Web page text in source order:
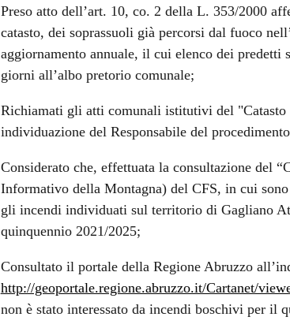
Preso atto dell’art. 10, co. 2 della L. 353/2000
catasto, dei soprassuoli già percorsi dal fuoco
aggiornamento annuale, il cui elenco dei predetti
giorni all’albo pretorio comunale;
Richiamati gli atti comunali istitutivi del
individuazione del Responsabile del
Considerato che, effettuata la consultazione del
Informativo della Montagna) del CFS, in cui
gli incendi individuati sul territorio di Gagliano
quinquennio 2021/2025;
Consultato il portale della Regione Abruzzo
http://geoportale.regione.abruzzo.it/Cartanet/
non è stato interessato da incendi boschivi per il